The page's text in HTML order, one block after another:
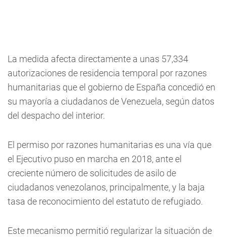
La medida afecta directamente a unas 57,334
autorizaciones de residencia temporal por razones
humanitarias que el gobierno de España concedió en
su mayoría a ciudadanos de Venezuela, según datos
del despacho del interior.
El permiso por razones humanitarias es una vía que
el Ejecutivo puso en marcha en 2018, ante el
creciente número de solicitudes de asilo de
ciudadanos venezolanos, principalmente, y la baja
tasa de reconocimiento del estatuto de refugiado.
Este mecanismo permitió regularizar la situación de